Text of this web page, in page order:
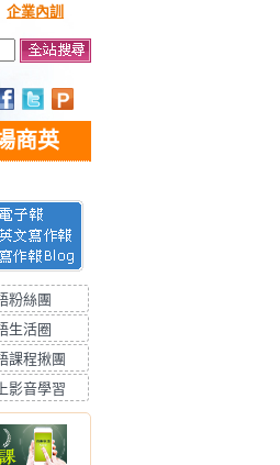
企業內訓
商英
粉絲團
生活圈
課程揪團
影音學習